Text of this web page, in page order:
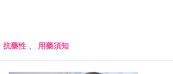
抗藥性 、 用藥須知